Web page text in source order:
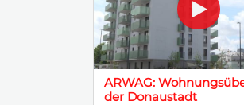
ARWAG:
der Donaustadt